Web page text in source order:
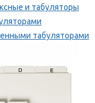
и табуляторы
табуляторами